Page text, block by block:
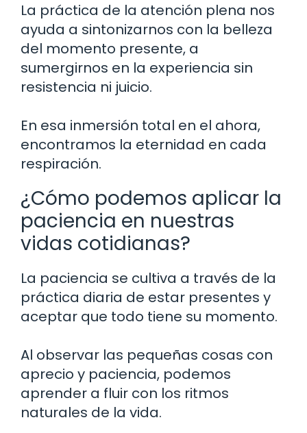
La práctica de la atención plena nos
ayuda a sintonizarnos con la belleza
del momento presente, a
sumergirnos en la experiencia sin
resistencia ni juicio.
En esa inmersión total en el ahora,
encontramos la eternidad en cada
respiración.
¿Cómo podemos aplicar la
paciencia en nuestras
vidas cotidianas?
La paciencia se cultiva a través de la
práctica diaria de estar presentes y
aceptar que todo tiene su momento.
Al observar las pequeñas cosas con
aprecio y paciencia, podemos
aprender a fluir con los ritmos
naturales de la vida.